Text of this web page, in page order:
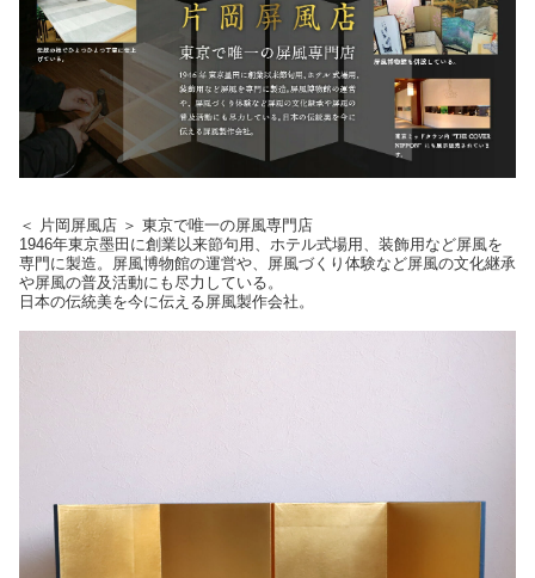
＜ 片岡屏風店 ＞ 東京で唯一の屏風専門店
1946年東京墨田に創業以来節句用、ホテル式場用、装飾用など屏風を
専門に製造。屏風博物館の運営や、屏風づくり体験など屏風の文化継承
や屏風の普及活動にも尽力している。
日本の伝統美を今に伝える屏風製作会社。